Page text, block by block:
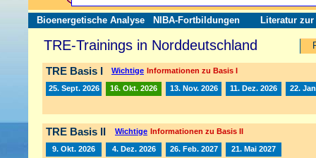
Bioenergetische Analyse NIBA-Fortbildungen Literatur zur
TRE-Trainings in Norddeutschland
TRE Basis I Wichtige Informationen zu Basis I
25. Sept. 2026 16. Okt. 2026 13. Nov. 2026 11. Dez. 2026 22.
TRE Basis II Wichtige Informationen zu Basis II
9. Okt. 2026 4. Dez. 2026 26. Feb. 2027 21. Mai 2027